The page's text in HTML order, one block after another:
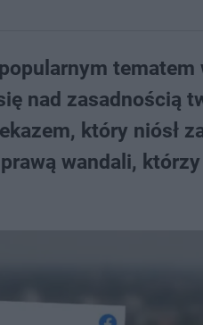
tematem
nad zasadnością
który niósł
wandali,